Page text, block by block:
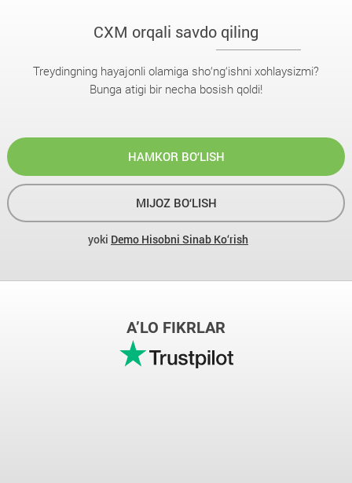
CXM orqali savdo qiling
Treydingning hayajonli olamiga sho‘ng‘ishni xohlaysizmi?
Bunga atigi bir necha bosish qoldi!
HAMKOR BO‘LISH
MIJOZ BO‘LISH
yoki Demo Hisobni Sinab Ko‘rish
A’LO FIKRLAR